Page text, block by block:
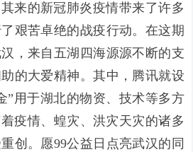
来的新冠肺炎疫情带来了许多
艰苦卓绝的战疫行动。在这期
，来自五湖四海源源不断的支
的大爱精神。其中，腾讯就设
”用于湖北的物资、技术等多方
疫情、蝗灾、洪灾天灾的诸多
创。愿99公益日点亮武汉的同